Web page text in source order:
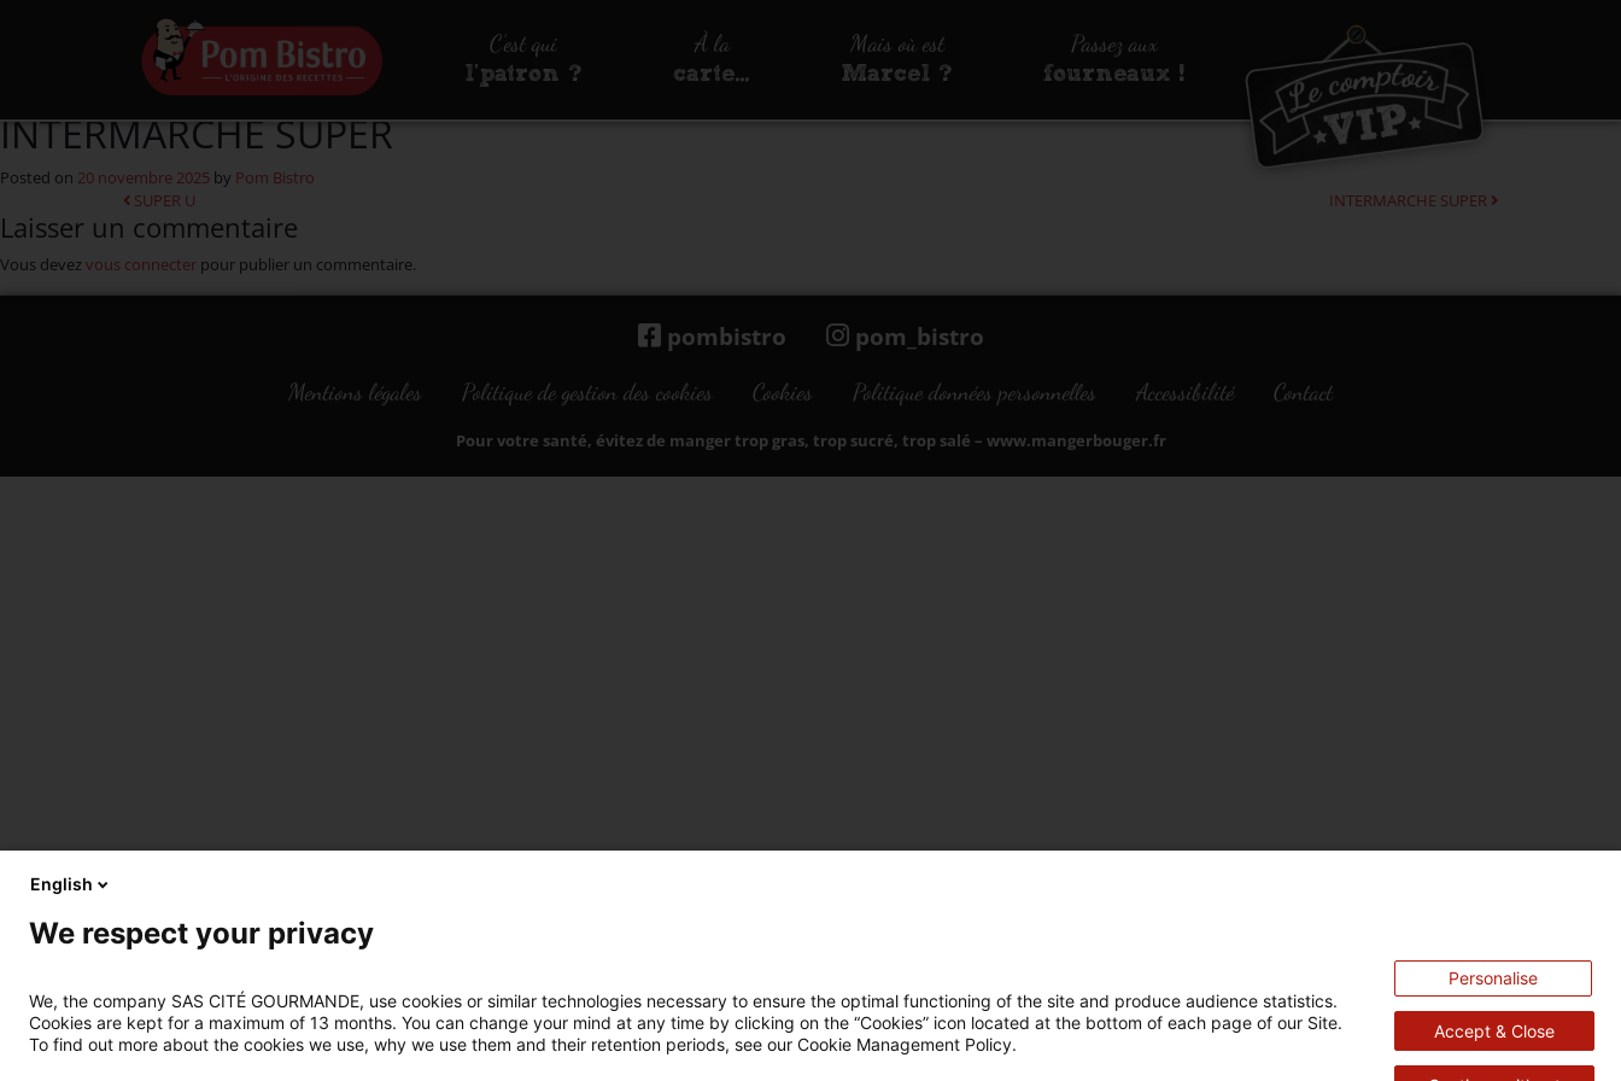
C’est qui
l’patron ?
À la
carte…
Mais où est
Marcel ?
Passez aux
fourneaux !
INTERMARCHE SUPER
Posted on 20 novembre 2025 by Pom Bistro
Navigation
SUPER U INTERMARCHE SUPER
Laisser un commentaire
Vous devez vous connecter pour publier un commentaire.
pombistro pom_bistro
Mentions légales Politique de gestion des cookies Cookies Politique données personnelles Accessibilité Contact
Pour votre santé, évitez de manger trop gras, trop sucré, trop salé – www.mangerbouger.fr
English
We respect your privacy
We, the company SAS CITÉ GOURMANDE, use cookies or similar technologies necessary to ensure the optimal functioning of the site and produce audience statistics.
Cookies are kept for a maximum of 13 months. You can change your mind at any time by clicking on the “Cookies” icon located at the bottom of each page of our Site.
To find out more about the cookies we use, why we use them and their retention periods, see our Cookie Management Policy.
Personalise
Accept & Close